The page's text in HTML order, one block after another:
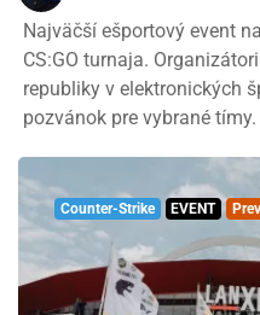
Najväčší ešportový event
CS:GO turnaja.
republiky v elektronických
pozvánok pre vybrané
Counter-Strike EVENT